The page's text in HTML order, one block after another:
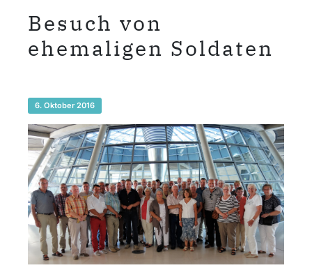
Besuch von
ehemaligen Soldaten
6. Oktober 2016